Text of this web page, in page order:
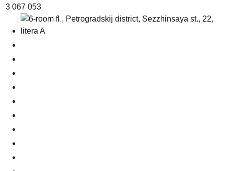
3 067 053